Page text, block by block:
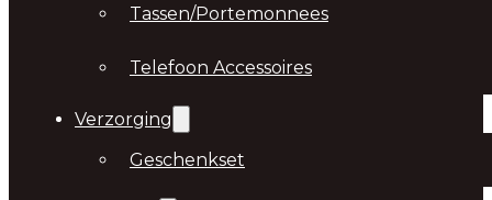
Tassen/Portemonnees
Telefoon Accessoires
Verzorging
Geschenkset